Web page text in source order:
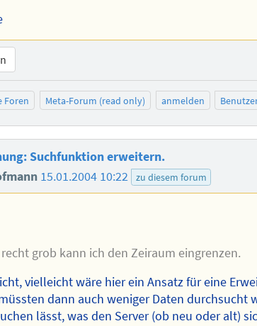
Foren Meta-Forum (read only) anmelden
Suchfunktion erweitern.
15.01.2004 10:22 zu diesem forum
grob kann ich den Zeiraum eingrenzen.
vielleicht wäre hier ein Ansatz für eine
dann auch weniger Daten durchsucht
lässt, was den Server (ob neu oder alt)